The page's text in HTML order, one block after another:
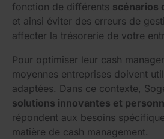
fonction de différents scénarios
et ainsi éviter des erreurs de
affecter la trésorerie de votre
Pour optimiser leur cash
moyennes entreprises doivent
adaptées. Dans ce contexte,
solutions innovantes et
répondent aux besoins
matière de cash management.